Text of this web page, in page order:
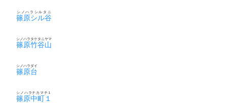
篠原シル谷
シノハラシルタニ
篠原竹谷山
シノハラタケタニヤマ
篠原台
シノハラダイ
篠原中町１
シノハラナカマチ１